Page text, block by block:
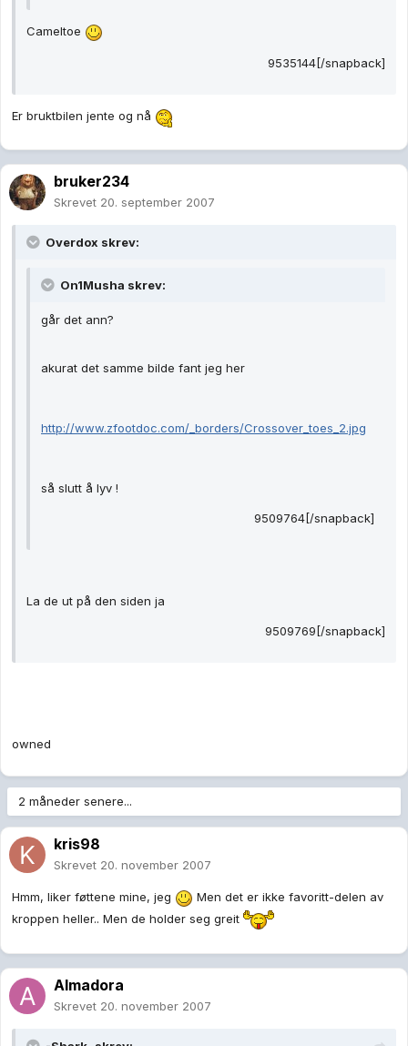
Cameltoe
9535144[/snapback]
Er bruktbilen jente og nå
bruker234
Skrevet 20. september 2007
Overdox skrev:
On1Musha skrev:
går det ann?
akurat det samme bilde fant jeg her
http://www.zfootdoc.com/_borders/Crossover_toes_2.jpg
så slutt å lyv !
9509764[/snapback]
La de ut på den siden ja
9509769[/snapback]
owned
2 måneder senere...
kris98
Skrevet 20. november 2007
Hmm, liker føttene mine, jeg
Men det er ikke favoritt-delen av
kroppen heller.. Men de holder seg greit
Almadora
Skrevet 20. november 2007